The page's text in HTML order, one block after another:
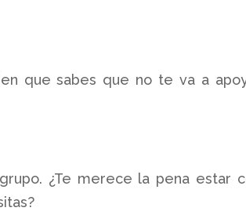
que sabes que no te va a
¿Te merece la pena estar